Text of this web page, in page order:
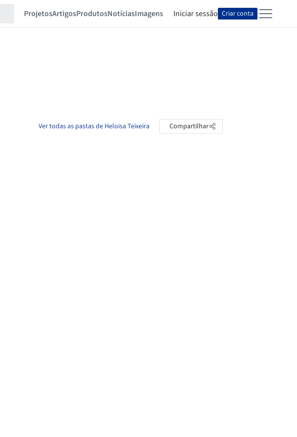
ProjetosArtigosProdutosNotíciasImagens Iniciar sessão Criar conta
Ver todas as pastas de Heloisa Teixeira Compartilhar